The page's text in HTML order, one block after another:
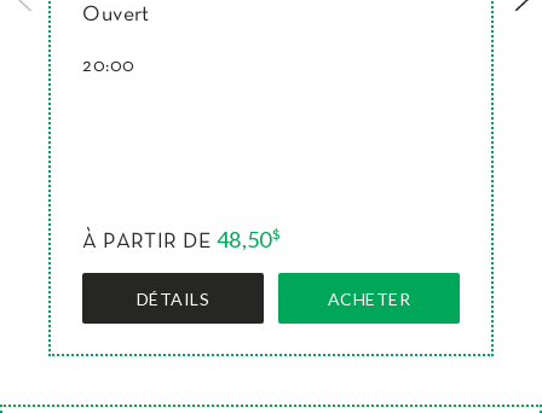
Ouvert
20:00
À PARTIR DE 48,50$
DÉTAILS ACHETER